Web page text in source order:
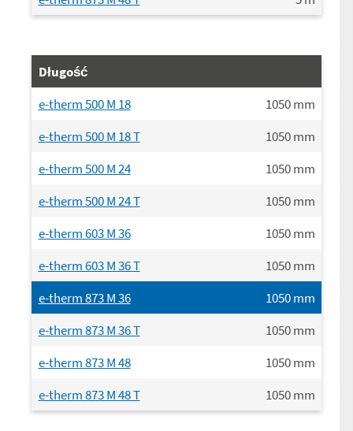
Długość
e-therm 500 M 18
1050mm
e-therm 500 M 18 T
1050mm
e-therm 500 M 24
1050mm
e-therm 500 M 24 T
1050mm
e-therm 603 M 36
1050mm
e-therm 603 M 36 T
1050mm
e-therm 873 M 36
1050mm
e-therm 873 M 36 T
1050mm
e-therm 873 M 48
1050mm
e-therm 873 M 48 T
1050mm